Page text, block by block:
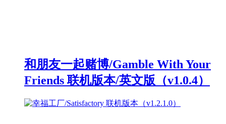
和朋友一起赌博/Gamble With Your
Friends 联机版本/英文版（v1.0.4）